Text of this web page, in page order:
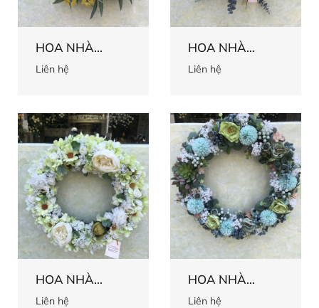
HOA NHÀ
HÀNG 9
Liên hệ
HOA NHÀ
HÀNG 8
Liên hệ
HOA NHÀ
HÀNG 7
Liên hệ
HOA NHÀ
HÀNG 5
Liên hệ